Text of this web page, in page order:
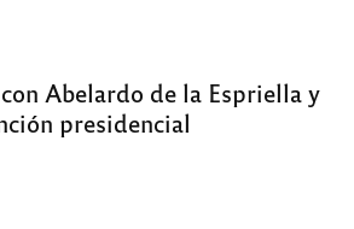
Abelardo de la Espriella y
presidencial